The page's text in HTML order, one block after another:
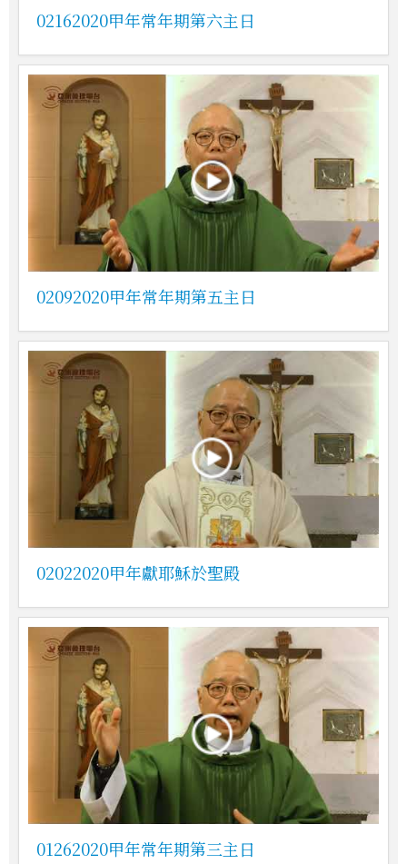
02162020甲年常年期第六主日
02092020甲年常年期第五主日
02022020甲年獻耶穌於聖殿
01262020甲年常年期第三主日